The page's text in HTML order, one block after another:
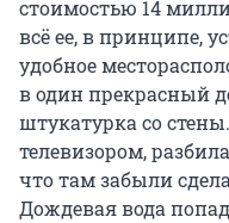
стоимостью 14
всё ее, в принципе,
удобное
в один прекрасный
штукатурка со
телевизором,
что там забыли
Дождевая вода